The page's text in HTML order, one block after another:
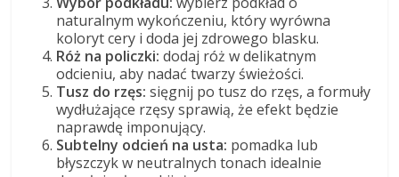
naturalnym wykończeniu, który wyrówna
koloryt cery i doda jej zdrowego blasku.
Róż na policzki: dodaj róż w delikatnym
odcieniu, aby nadać twarzy świeżości.
Tusz do rzęs: sięgnij po tusz do rzęs, a formuły
wydłużające rzęsy sprawią, że efekt będzie
naprawdę imponujący.
Subtelny odcień na usta: pomadka lub
błyszczyk w neutralnych tonach idealnie